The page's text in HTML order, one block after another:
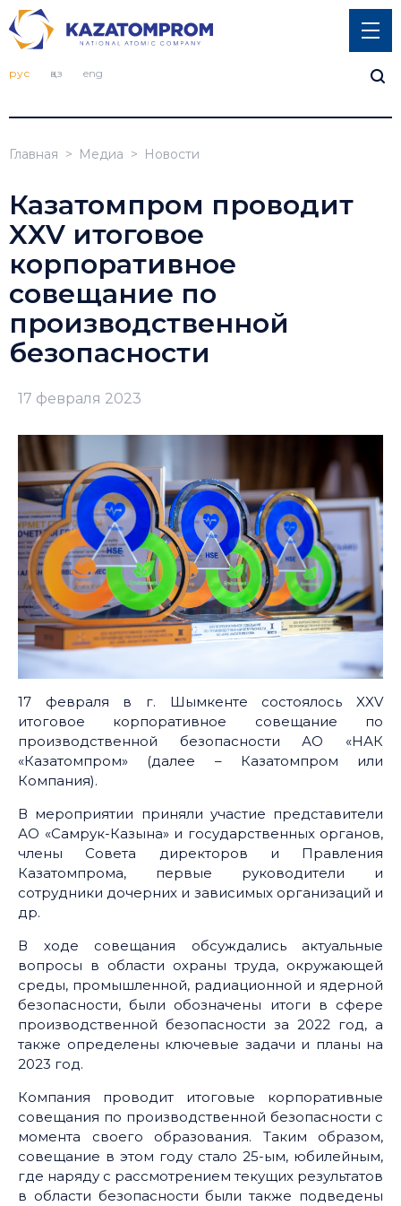
рус қаз eng
Главная Медиа Новости
Казатомпром проводит
XXV итоговое
корпоративное
совещание по
производственной
безопасности
17 февраля 2023
17 февраля в г. Шымкенте состоялось XXV
итоговое корпоративное совещание по
производственной безопасности АО «НАК
«Казатомпром» (далее – Казатомпром или
Компания).
В мероприятии приняли участие представители
АО «Самрук-Казына» и государственных органов,
члены Совета директоров и Правления
Казатомпрома, первые руководители и
сотрудники дочерних и зависимых организаций и
др.
В ходе совещания обсуждались актуальные
вопросы в области охраны труда, окружающей
среды, промышленной, радиационной и ядерной
безопасности, были обозначены итоги в сфере
производственной безопасности за 2022 год, а
также определены ключевые задачи и планы на
2023 год.
Компания проводит итоговые корпоративные
совещания по производственной безопасности с
момента своего образования. Таким образом,
совещание в этом году стало 25-ым, юбилейным,
где наряду с рассмотрением текущих результатов
в области безопасности были также подведены